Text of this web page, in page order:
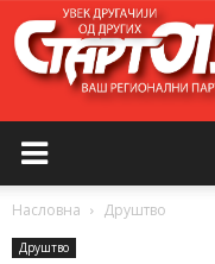
Насловна Друштво
Друштво